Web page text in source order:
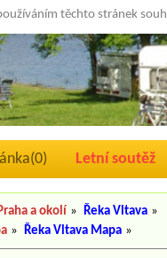
těchto stránek
0) Letní soutěž
a okolí » Řeka Vltava »
» Řeka Vltava Mapa »